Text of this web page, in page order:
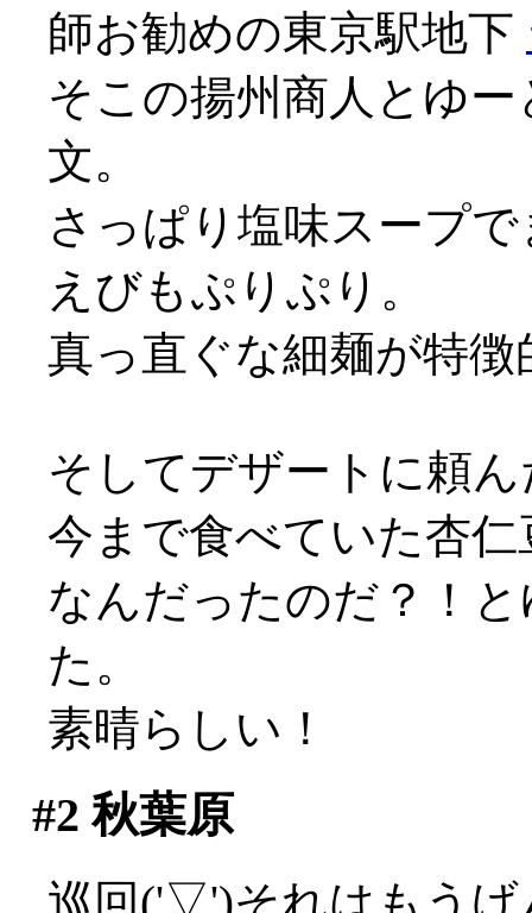
師お勧めの東京駅地下
そこの揚州商人とゆ
文。
さっぱり塩味スープ
えびもぷりぷり。
真っ直ぐな細麺が特徴
そしてデザートに頼
今まで食べていた杏
なんだったのだ？！
た。
素晴らしい！
#2 秋葉原
巡回('▽')それはもうげ